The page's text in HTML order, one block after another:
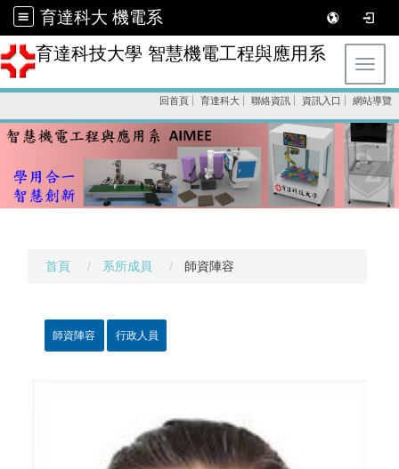
育達科大 機電系
育達科技大學 智慧機電工程與應用系
回首頁 育達科大 聯絡資訊 資訊入口 網站導覽
首頁 系所成員 師資陣容
師資陣容 行政人員